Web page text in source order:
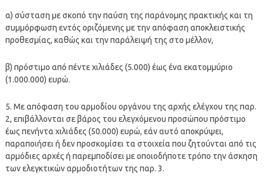
α) σύσταση με σκοπό την παύση της παράνομης πρακτικής και τη
συμμόρφωση εντός οριζόμενης με την απόφαση αποκλειστικής
προθεσμίας, καθώς και την παράλειψή της στο μέλλον,
β) πρόστιμο από πέντε χιλιάδες (5.000) έως ένα εκατομμύριο
(1.000.000) ευρώ.
5. Με απόφαση του αρμοδίου οργάνου της αρχής ελέγχου της παρ.
2, επιβάλλονται σε βάρος του ελεγχόμενου προσώπου πρόστιμο
έως πενήντα χιλιάδες (50.000) ευρώ, εάν αυτό αποκρύψει,
παραποιήσει ή δεν προσκομίσει τα στοιχεία που ζητούνται από τις
αρμόδιες αρχές ή παρεμποδίσει με οποιοδήποτε τρόπο την άσκηση
των ελεγκτικών αρμοδιοτήτων της παρ. 3.